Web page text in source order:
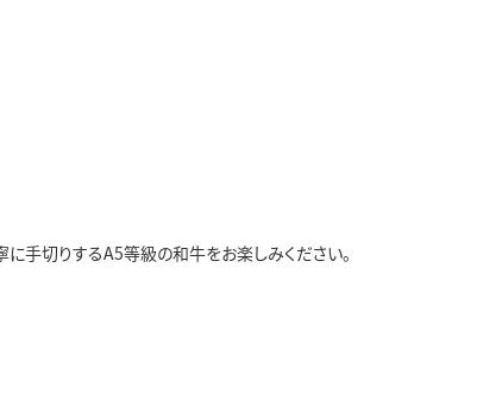
手切りするA5等級の和牛をお楽しみください。